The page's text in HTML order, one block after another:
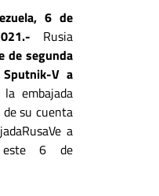
6 de
Rusia
de segunda
V a
embajada
su cuenta
a
6 de